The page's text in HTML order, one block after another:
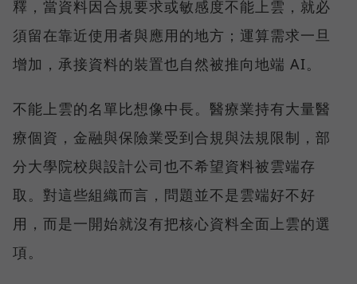
釋，當資料因合規要求或敏感度不能上雲，就必
須留在靠近使用者與應用的地方；運算需求一旦
增加，承接資料的裝置也自然被推向地端 AI。
不能上雲的名單比想像中長。醫療業持有大量醫
療個資，金融與保險業受到合規與法規限制，部
分大學院校與設計公司也不希望資料被雲端存
取。對這些組織而言，問題並不是雲端好不好
用，而是一開始就沒有把核心資料全面上雲的選
項。